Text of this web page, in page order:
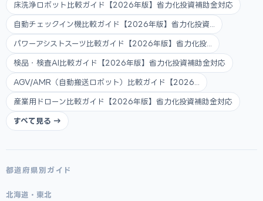
床洗浄ロボット比較ガイド【2026年版】省力化投資補助金対応
自動チェックイン機比較ガイド【2026年版】省力化投資...
パワーアシストスーツ比較ガイド【2026年版】省力化投...
検品・検査AI比較ガイド【2026年版】省力化投資補助金対応
AGV/AMR（自動搬送ロボット）比較ガイド【2026...
産業用ドローン比較ガイド【2026年版】省力化投資補助金対応
すべて見る →
都道府県別ガイド
北海道・東北